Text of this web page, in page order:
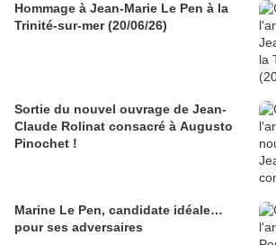
Hommage à Jean-Marie Le Pen à la
Trinité-sur-mer (20/06/26)
Sortie du nouvel ouvrage de Jean-
Claude Rolinat consacré à Augusto
Pinochet !
Marine Le Pen, candidate idéale…
pour ses adversaires